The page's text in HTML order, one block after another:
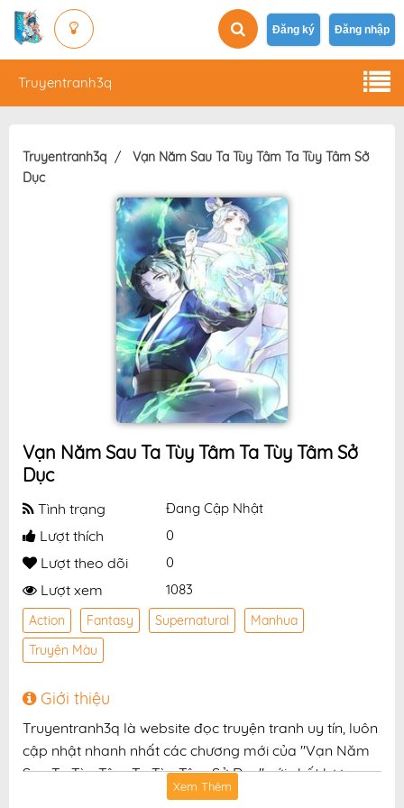
Đăng ký Đăng nhập
Truyentranh3q
Truyentranh3q
Vạn Năm Sau Ta Tùy Tâm Ta Tùy Tâm Sở
Dục
Vạn Năm Sau Ta Tùy Tâm Ta Tùy Tâm Sở
Dục
Tình trạng Đang Cập Nhật
Lượt thích 0
Lượt theo dõi 0
Lượt xem 1083
Action Fantasy Supernatural
Manhua
Truyện Màu
Giới thiệu
Truyentranh3q là website đọc truyện tranh uy tín, luôn
cập nhật nhanh nhất các chương mới của "Vạn Năm
Sau Ta Tùy Tâm Ta Tùy Tâm Sở Dục" với chất lượng
hình ảnh sắc nét, bản dịch chuẩn và giao diện thân
Xem Thêm